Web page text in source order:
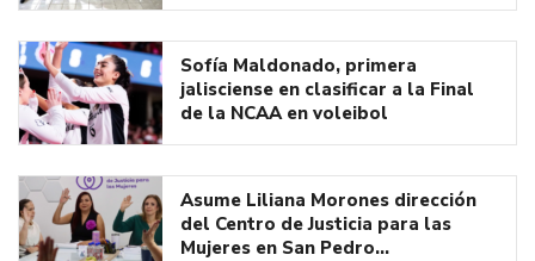
Sofía Maldonado, primera
jalisciense en clasificar a la Final
de la NCAA en voleibol
Asume Liliana Morones dirección
del Centro de Justicia para las
Mujeres en San Pedro…